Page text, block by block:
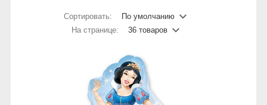
Сортировать:
По умолчанию
На странице:
36 товаров